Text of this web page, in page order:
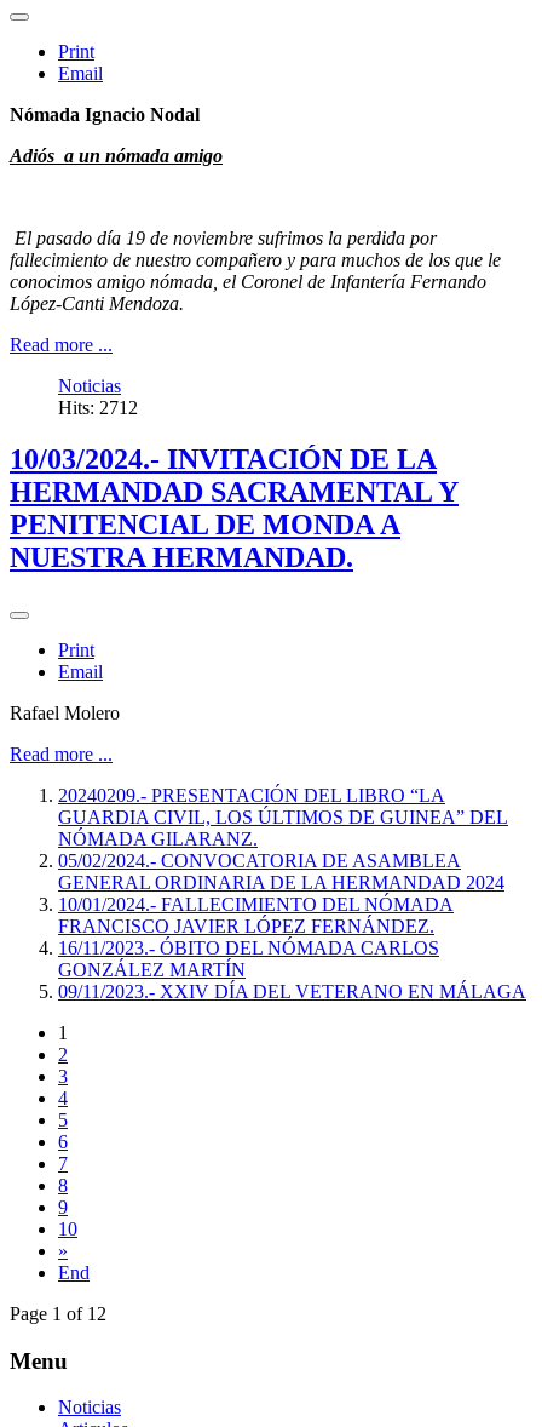
Print
Email
Nómada Ignacio Nodal
Adiós a un nómada amigo
El pasado día 19 de noviembre sufrimos la perdida por
fallecimiento de nuestro compañero y para muchos de los que le
conocimos amigo nómada, el Coronel de Infantería Fernando
López-Canti Mendoza.
Read more ...
Noticias
Hits: 2712
10/03/2024.- INVITACIÓN DE LA
HERMANDAD SACRAMENTAL Y
PENITENCIAL DE MONDA A
NUESTRA HERMANDAD.
Print
Email
Rafael Molero
Read more ...
20240209.- PRESENTACIÓN DEL LIBRO “LA
GUARDIA CIVIL, LOS ÚLTIMOS DE GUINEA” DEL
NÓMADA GILARANZ.
05/02/2024.- CONVOCATORIA DE ASAMBLEA
GENERAL ORDINARIA DE LA HERMANDAD 2024
10/01/2024.- FALLECIMIENTO DEL NÓMADA
FRANCISCO JAVIER LÓPEZ FERNÁNDEZ.
16/11/2023.- ÓBITO DEL NÓMADA CARLOS
GONZÁLEZ MARTÍN
09/11/2023.- XXIV DÍA DEL VETERANO EN MÁLAGA
1
2
3
4
5
6
7
8
9
10
»
End
Page 1 of 12
Menu
Noticias